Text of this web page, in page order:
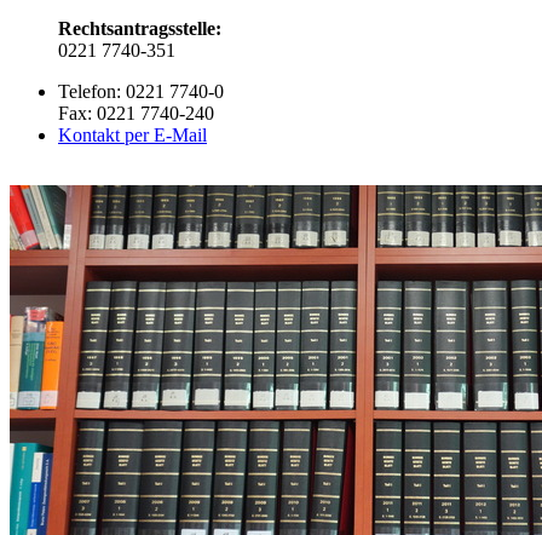
Rechtsantragsstelle:
0221 7740-351
Telefon: 0221 7740-0
Fax: 0221 7740-240
Kontakt per E-Mail